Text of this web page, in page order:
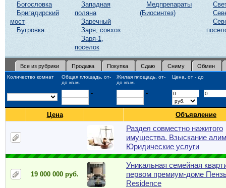
Богословка
Бригадирский
мост
Бугровка
Западная
поляна
Заречный
Заря, совхоз
Заря-1,
поселок
Медпрепараты
(Биосинтез)
Все из рубрики Продажа Покупка Сдаю Сниму Обмен
Количество комнат
Общая площадь, от-
до кв.м.
Жилая площадь, от-
до кв.м.
Цена, от - до
- - -
Цена Объявление
Раздел совместно нажитого
имущества. Взыскание
Юридические услуги
19 000 000 руб.
Уникальная семейная
первом премиум-доме
Residence